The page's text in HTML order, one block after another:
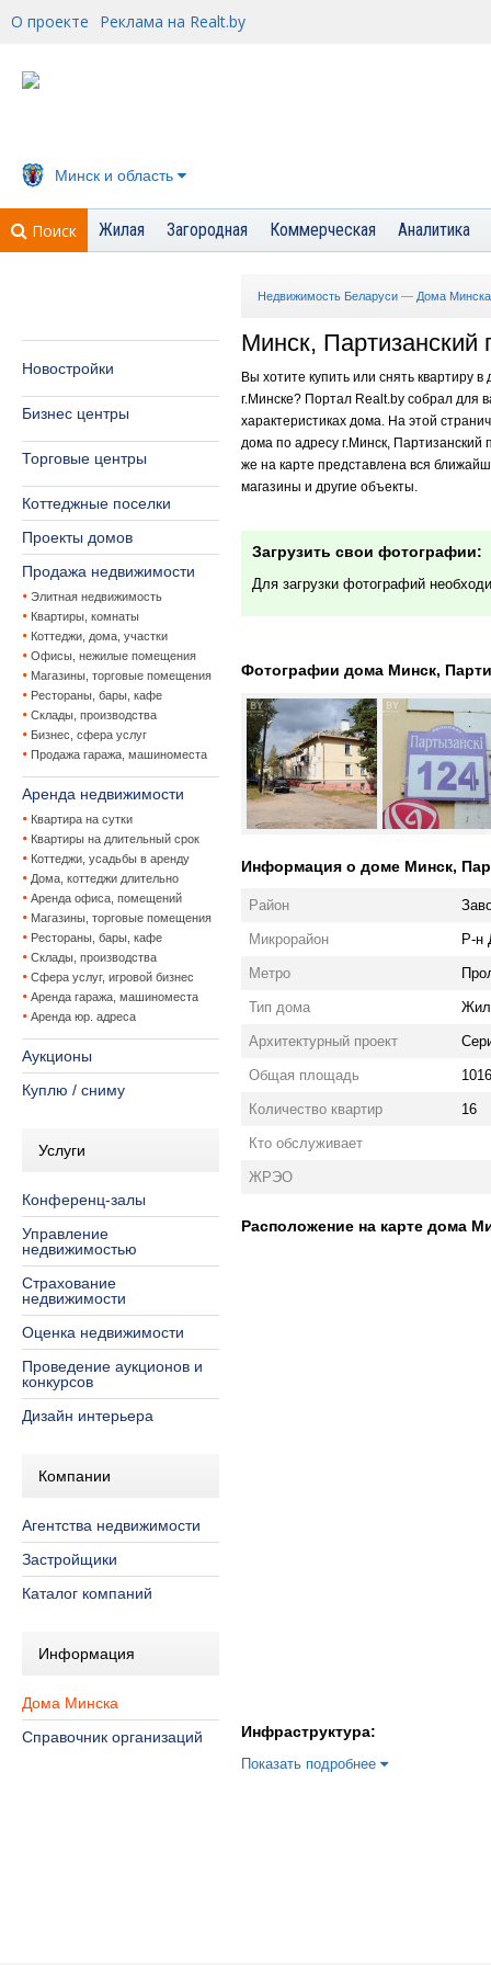
О проекте Реклама на Realt.by
Минск и область
Поиск Жилая Загородная Коммерческая Аналитика
Новостройки
Бизнес центры
Торговые центры
Коттеджные поселки
Проекты домов
Продажа недвижимости
Элитная недвижимость
Квартиры, комнаты
Коттеджи, дома, участки
Офисы, нежилые помещения
Магазины, торговые помещения
Рестораны, бары, кафе
Склады, производства
Бизнес, сфера услуг
Продажа гаража, машиноместа
Аренда недвижимости
Квартира на сутки
Квартиры на длительный срок
Коттеджи, усадьбы в аренду
Дома, коттеджи длительно
Аренда офиса, помещений
Магазины, торговые помещения
Рестораны, бары, кафе
Склады, производства
Сфера услуг, игровой бизнес
Аренда гаража, машиноместа
Аренда юр. адреса
Аукционы
Куплю / сниму
Услуги
Конференц-залы
Управление
недвижимостью
Страхование
недвижимости
Оценка недвижимости
Проведение аукционов и
конкурсов
Дизайн интерьера
Компании
Агентства недвижимости
Застройщики
Каталог компаний
Информация
Дома Минска
Справочник организаций
Недвижимость Беларуси — Дома Минска
Минск, Партизанский
Вы хотите купить или снять квартиру
г.Минске? Портал Realt.by собрал
характеристиках дома. На этой
дома по адресу г.Минск, Партизанский
же на карте представлена вся
магазины и другие объекты.
Загрузить свои фотографии:
Для загрузки фотографий
Фотографии дома Минск,
Информация о доме Минск,
Район
Микрорайон Р-н
Метро
Тип дома
Архитектурный проект
Общая площадь
Количество квартир 16
Кто обслуживает
ЖРЭО
Расположение на карте дома
Инфраструктура:
Показать подробнее